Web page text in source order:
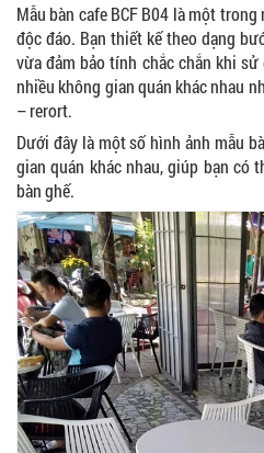
Mẫu bàn cafe BCF B04 là một
độc đáo. Bạn thiết kế theo dạng
vừa đảm bảo tính chắc chắn khi
nhiều không gian quán khác nhau
– rerort.
Dưới đây là một số hình ảnh mẫu
gian quán khác nhau, giúp bạn có
bàn ghế.